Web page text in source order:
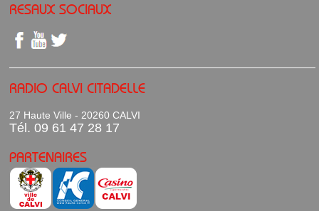
RESAUX SOCIAUX
RADIO CALVI CITADELLE
27 Haute Ville - 20260 CALVI
Tél. 09 61 47 28 17
PARTENAIRES